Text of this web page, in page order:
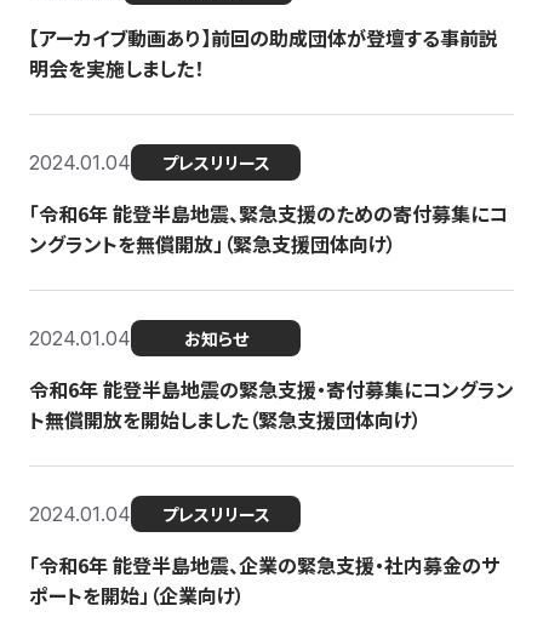
【アーカイブ動画あり】前回の助成団体が登壇する事前説
明会を実施しました！
2024.01.04 プレスリリース
「令和6年 能登半島地震、緊急支援のための寄付募集にコ
ングラントを無償開放」（緊急支援団体向け）
2024.01.04 お知らせ
令和6年 能登半島地震の緊急支援・寄付募集にコングラン
ト無償開放を開始しました（緊急支援団体向け）
2024.01.04 プレスリリース
「令和6年 能登半島地震、企業の緊急支援・社内募金のサ
ポートを開始」（企業向け）